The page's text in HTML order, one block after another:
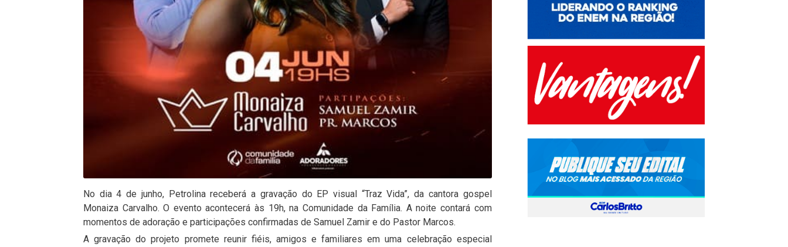
No dia 4 de junho, Petrolina receberá a gravação do EP visual “Traz Vida”, da cantora gospel
Monaiza Carvalho. O evento acontecerá às 19h, na Comunidade da Família. A noite contará com
momentos de adoração e participações confirmadas de Samuel Zamir e do Pastor Marcos.
A gravação do projeto promete reunir fiéis, amigos e familiares em uma celebração especial